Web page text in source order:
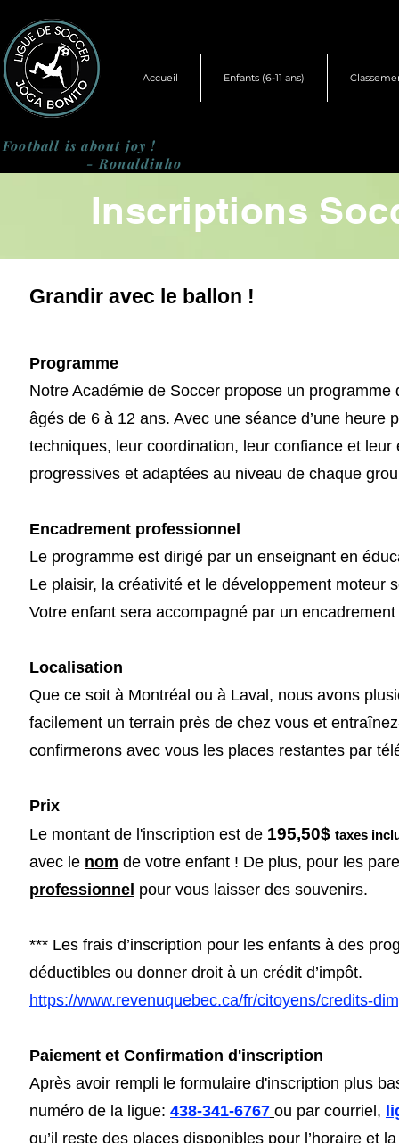
Accueil Enfants (6-11 ans)
Football is about joy !
- Ronaldinho
Inscriptions
Grandir avec le ballon !
Programme​
Notre Académie de Soccer propose un
âgés de 6 à 12 ans. Avec une séance d’une
techniques, leur coordination, leur confiance et leur
progressives et adaptées au niveau de chaque
Encadrement professionnel
Le programme est dirigé par un enseignant en
Le plaisir, la créativité et le développement moteur
Votre enfant sera accompagné par un encadrement
Localisation
Que ce soit à Montréal ou à Laval, nous avons
facilement un terrain près de chez vous et
confirmerons avec vous les places restantes par
Prix
Le montant de l'inscription est de 195,50$ taxes
avec le nom de votre enfant ! De plus, pour les
professionnel pour vous laisser des souvenirs.
*** Les frais d’inscription pour les enfants à des
déductibles ou donner droit à un crédit d’impôt.
https://www.revenuquebec.ca/fr/citoyens/credits-
Paiement et Confirmation d'inscription
Après avoir rempli le formulaire d'inscription plus
numéro de la ligue: 438-341-6767 ou par courriel,
qu’il reste des places disponibles pour l’horaire et